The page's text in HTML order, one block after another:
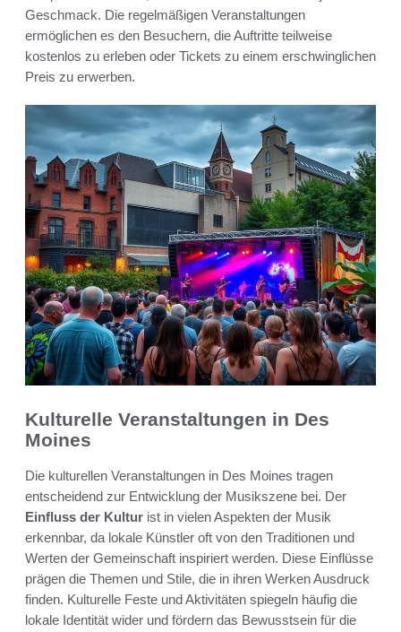
Geschmack. Die regelmäßigen Veranstaltungen
ermöglichen es den Besuchern, die Auftritte teilweise
kostenlos zu erleben oder Tickets zu einem erschwinglichen
Preis zu erwerben.
Kulturelle Veranstaltungen in Des
Moines
Die kulturellen Veranstaltungen in Des Moines tragen
entscheidend zur Entwicklung der Musikszene bei. Der
Einfluss der Kultur ist in vielen Aspekten der Musik
erkennbar, da lokale Künstler oft von den Traditionen und
Werten der Gemeinschaft inspiriert werden. Diese Einflüsse
prägen die Themen und Stile, die in ihren Werken Ausdruck
finden. Kulturelle Feste und Aktivitäten spiegeln häufig die
lokale Identität wider und fördern das Bewusstsein für die